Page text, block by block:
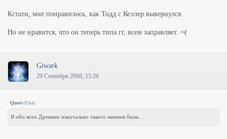
Кстати, мне понравилось, как Тодд с Келлер вывернулся.
Но не нравится, что он теперь типа гг, всем заправляет. =(
Giwark
29 Сентября 2008, 15:28
Quote (Elsa)
Я обо всех Древних изначально такого мнения была....